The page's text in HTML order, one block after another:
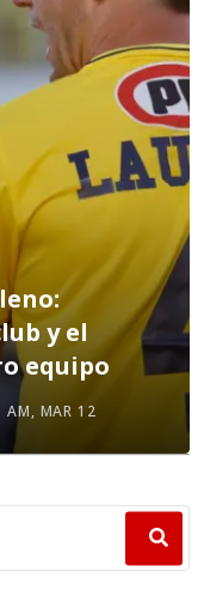
y el
equipo
AM, MAR 12